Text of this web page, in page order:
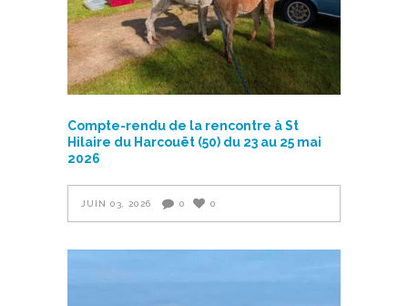
Compte-rendu de la rencontre à St
Hilaire du Harcouët (50) du 23 au 25 mai
2026
JUIN 03, 2026 0 0